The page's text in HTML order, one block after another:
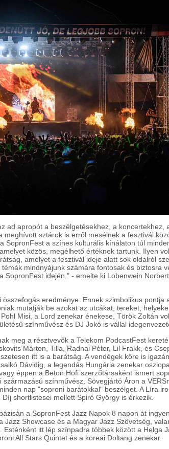
ad apropót a beszélgetésekhez, a koncertekhez,
meghívott sztárok is erről mesélnek a fesztivál
SopronFest a színes kulturális kínálaton túl
közös, megélhető értéknek tartunk. Ilyen
amelyet a fesztivál ideje alatt sok oldalról
mindnyájunk számára fontosak és biztosra
SopronFest idején." - emelte ki Lobenwein
eredménye. Ennek szimbolikus pontja
mutatják be azokat az utcákat, tereket,
Misi, a Lord zenekar énekese, Török Zoltán
színművész és DJ Jokó is vállal
meg a résztvevők a Telekom PodcastFest
Márton, Tilla, Radnai Péter, Lil Frakk, és
itt is a barátság. A vendégek köre is
Dávidig, a legendás Hungária zenekar
éppen a Beton.Hofi szerzőtársaként ismert
színművész, Sövegjártó Áron a
nap "soproni barátokkal" beszélget. A Líra
shortlistesei mellett Spiró György is érkezik.
a SopronFest Jazz Napok 8 napon át
Jazz Showcase és a Magyar Jazz Szövetség,
itt lép színpadra többek között a Helga
All Stars Quintet és a koreai Doltang zenekar.